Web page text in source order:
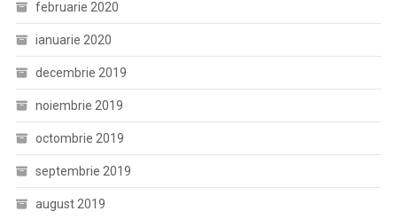
februarie 2020
ianuarie 2020
decembrie 2019
noiembrie 2019
octombrie 2019
septembrie 2019
august 2019